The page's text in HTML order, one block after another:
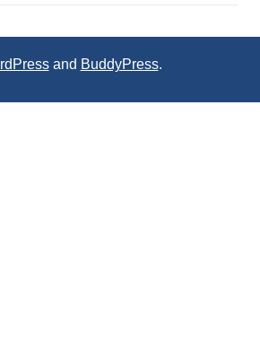
and BuddyPress.